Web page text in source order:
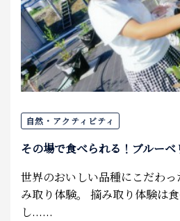
自然・アクティビティ
その場で食べられる！ブルー
世界のおいしい品種にこだわ
み取り体験。 摘み取り体験は
し......